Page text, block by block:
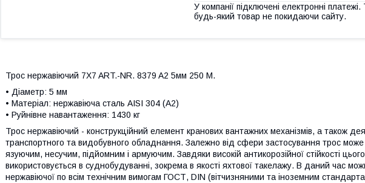
У компанії підключені електронні
будь-який товар не покидаючи сайту.
Трос нержавіючий 7X7 ART.-NR. 8379 A2 5мм 250 M.
• Діаметр: 5 мм
• Матеріал: нержавіюча сталь AISI 304 (A2)
• Руйнівне навантаження: 1430 кг
Трос нержавіючий - конструкційний елемент кранових вантажних механізмів, а також
транспортного та видобувного обладнання. Залежно від сфери застосування трос може
язуючим, несучим, підйомним і армуючим. Завдяки високій антикорозійної стійкості
використовується в суднобудуванні, зокрема в якості яхтової такелажу. В даний час
нержавіючої по всім технічним вимогам ГОСТ, DIN (вітчизняними та іноземним